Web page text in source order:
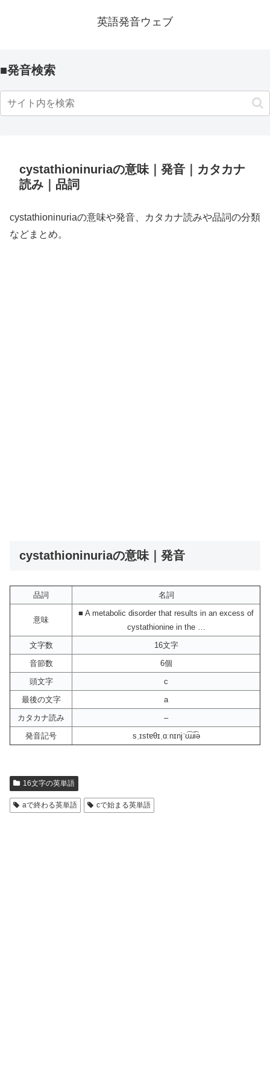
英語発音ウェブ
■発音検索
cystathioninuriaの意味｜発音｜カタカナ
読み｜品詞
cystathioninuriaの意味や発音、カタカナ読みや品詞の分類
などまとめ。
cystathioninuriaの意味｜発音
品詞 名詞
意味
■ A metabolic disorder that results in an excess of
cystathionine in the …
文字数
16文字
音節数
6個
頭文字
c
最後の文字
a
カタカナ読み
–
発音記号
sˌɪstɐθɪˌɑːnɪnjˈʊ͡ɹɹi͡ə
16文字の英単語
aで終わる英単語 cで始まる英単語